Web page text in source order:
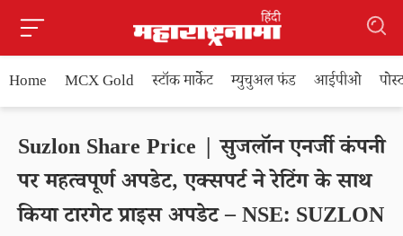
Home MCX Gold स्टॉक मार्केट म्युचुअल फंड आईपीओ
Suzlon Share Price | सुजलॉन एनर्जी कंपनी
पर महत्वपूर्ण अपडेट, एक्सपर्ट ने रेटिंग के साथ
किया टारगेट प्राइस अपडेट – NSE: SUZLON